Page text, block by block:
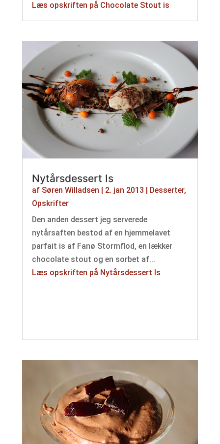
Læs opskriften på Chocolate Stout is
Nytårsdessert Is
af Søren Willadsen 2. jan 2013 Desserter,
Opskrifter
Den anden dessert jeg serverede
nytårsaften bestod af en hjemmelavet
parfait is af Fanø Stormflod, en lækker
chocolate stout og en sorbet af...
Læs opskriften på Nytårsdessert Is